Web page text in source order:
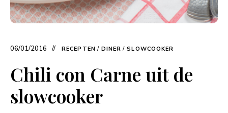
06/01/2016 RECEPTEN / DINER / SLOWCOOKER
Chili con Carne uit de
slowcooker